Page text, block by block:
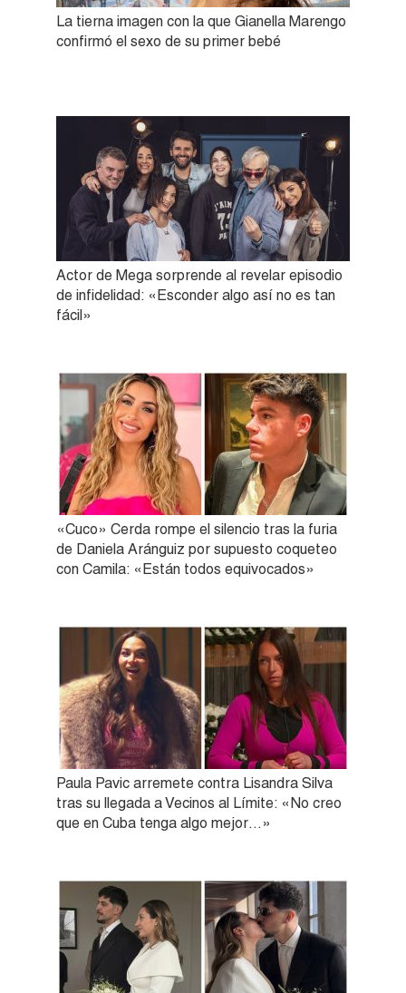
La tierna imagen con la que Gianella Marengo
confirmó el sexo de su primer bebé
Actor de Mega sorprende al revelar episodio
de infidelidad: «Esconder algo así no es tan
fácil»
«Cuco» Cerda rompe el silencio tras la furia
de Daniela Aránguiz por supuesto coqueteo
con Camila: «Están todos equivocados»
Paula Pavic arremete contra Lisandra Silva
tras su llegada a Vecinos al Límite: «No creo
que en Cuba tenga algo mejor…»